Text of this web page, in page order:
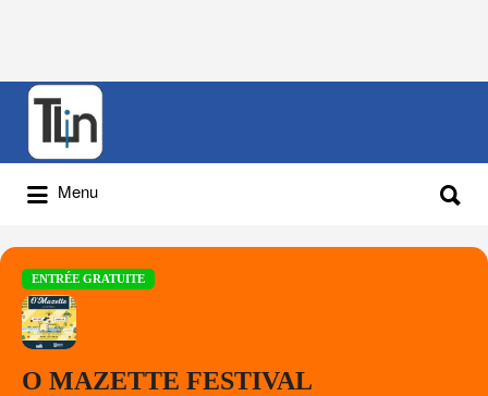
Rechercher
Menu
ENTRÉE GRATUITE
O MAZETTE FESTIVAL